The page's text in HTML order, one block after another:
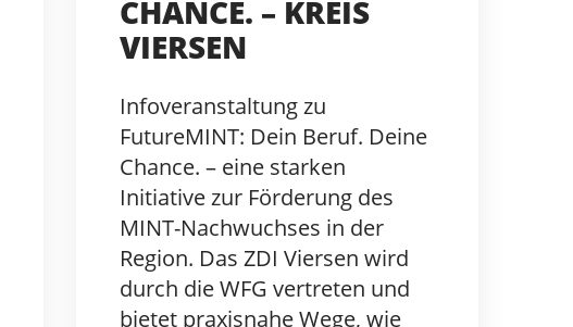
CHANCE. – KREIS
VIERSEN
Infoveranstaltung zu
FutureMINT: Dein Beruf. Deine
Chance. – eine starken
Initiative zur Förderung des
MINT-Nachwuchses in der
Region. Das ZDI Viersen wird
durch die WFG vertreten und
bietet praxisnahe Wege, wie